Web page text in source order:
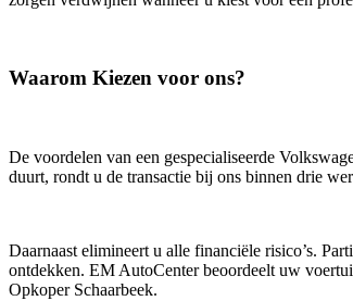
Waarom Kiezen voor ons?
De voordelen van een gespecialiseerde
duurt, rondt u de transactie bij ons binnen drie
Daarnaast elimineert u alle financiële risico’s.
ontdekken. EM AutoCenter beoordeelt uw
Opkoper Schaarbeek.